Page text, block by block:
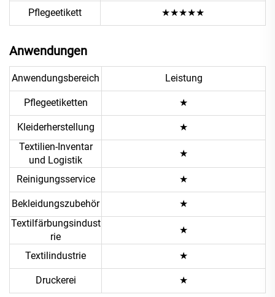
Pflegeetikett ★★★★★
Anwendungen
Anwendungsbereich Leistung
Pflegeetiketten ★
Kleiderherstellung
★
Textilien-Inventar
und Logistik
★
Reinigungsservice ★
Bekleidungszubehör
★
Textilfärbungsindust
rie
★
Textilindustrie ★
Druckerei ★